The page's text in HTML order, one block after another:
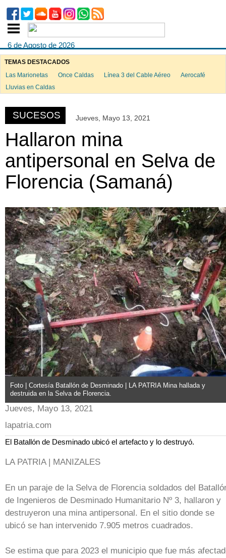
6 de Agosto de 2026
TEMAS DESTACADOS
Las Marionetas
Once Caldas Línea 3 del Cable Aéreo
Aerocafé
Lluvias en Caldas
SUCESOS Jueves, Mayo 13, 2021
Hallaron mina
antipersonal en Selva de
Florencia (Samaná)
Foto | Cortesía Batallón de Desminado | LA PATRIA Mina hallada y
destruida en la Selva de Florencia.
Jueves, Mayo 13, 2021
lapatria.com
El Batallón de Desminado ubicó el artefacto y lo destruyó.
LA PATRIA | MANIZALES
En un paraje de la Selva de Florencia soldados del
de Ingenieros de Desminado Humanitario Nº 3, hallaron y
destruyeron una mina antipersonal. En el sitio donde se
ubicó se han intervenido 7.905 metros cuadrados.
Se estima que para 2023 el municipio que fue más